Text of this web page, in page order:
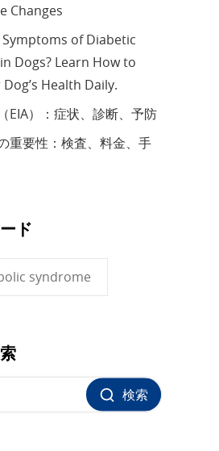
Changes
of Diabetic
Dogs? Learn How to
Health Daily.
EIA）：症状、診断、予防
重要性：検査、料金、手
ド
syndrome
検索